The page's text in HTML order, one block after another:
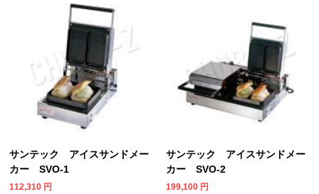
サンテック アイスサンドメー
カー SVO-1
112,310 円
サンテック アイスサンドメー
カー SVO-2
199,100 円